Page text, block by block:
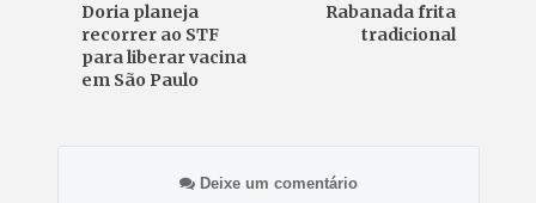
Doria planeja
recorrer ao STF
para liberar vacina
em São Paulo
Rabanada frita
tradicional
Deixe um comentário